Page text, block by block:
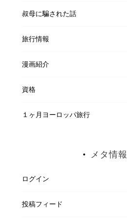
叔母に騙された話
旅行情報
漫画紹介
資格
１ヶ月ヨーロッパ旅行
メタ情報
ログイン
投稿フィード